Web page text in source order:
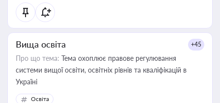
Вища освіта +45
Про що тема: Тема охоплює правове регулювання
системи вищої освіти, освітніх рівнів та кваліфікацій в
Україні
Освіта